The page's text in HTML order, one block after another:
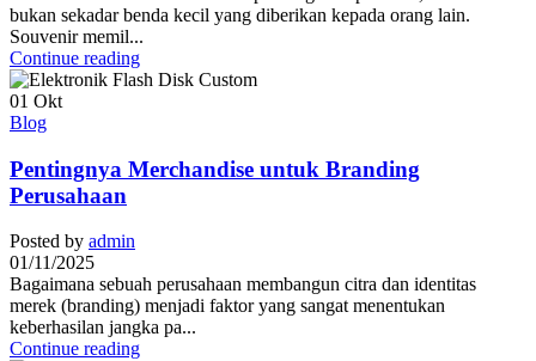
bukan sekadar benda kecil yang diberikan kepada orang lain.
Souvenir memil...
Continue reading
01 Okt
Blog
Pentingnya Merchandise untuk Branding
Perusahaan
Posted by admin
01/11/2025
Bagaimana sebuah perusahaan membangun citra dan identitas
merek (branding) menjadi faktor yang sangat menentukan
keberhasilan jangka pa...
Continue reading